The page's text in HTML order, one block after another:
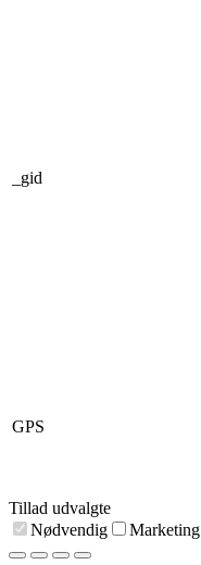
_gid
GPS
Tillad udvalgte
Nødvendig
Marketing